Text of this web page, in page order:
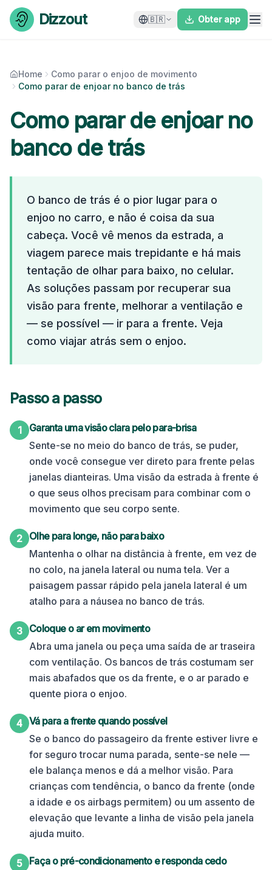
Skip to content
Dizzout 🇧🇷 Obter app
Home
Como parar o enjoo de movimento
Como parar de enjoar no banco de trás
Como parar de enjoar no
banco de trás
O banco de trás é o pior lugar para o
enjoo no carro, e não é coisa da sua
cabeça. Você vê menos da estrada, a
viagem parece mais trepidante e há mais
tentação de olhar para baixo, no celular.
As soluções passam por recuperar sua
visão para frente, melhorar a ventilação e
— se possível — ir para a frente. Veja
como viajar atrás sem o enjoo.
Passo a passo
1
Garanta uma visão clara pelo para-brisa
Sente-se no meio do banco de trás, se puder,
onde você consegue ver direto para frente pelas
janelas dianteiras. Uma visão da estrada à frente é
o que seus olhos precisam para combinar com o
movimento que seu corpo sente.
2 Olhe para longe, não para baixo
Mantenha o olhar na distância à frente, em vez de
no colo, na janela lateral ou numa tela. Ver a
paisagem passar rápido pela janela lateral é um
atalho para a náusea no banco de trás.
3 Coloque o ar em movimento
Abra uma janela ou peça uma saída de ar traseira
com ventilação. Os bancos de trás costumam ser
mais abafados que os da frente, e o ar parado e
quente piora o enjoo.
4 Vá para a frente quando possível
Se o banco do passageiro da frente estiver livre e
for seguro trocar numa parada, sente-se nele —
ele balança menos e dá a melhor visão. Para
crianças com tendência, o banco da frente (onde
a idade e os airbags permitem) ou um assento de
elevação que levante a linha de visão pela janela
ajuda muito.
5 Faça o pré-condicionamento e responda cedo